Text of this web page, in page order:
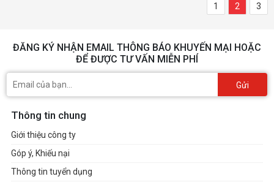
1 2 3
ĐĂNG KÝ NHẬN EMAIL THÔNG BÁO KHUYẾN MẠI HOẶC
ĐỂ ĐƯỢC TƯ VẤN MIỄN PHÍ
Gửi
Thông tin chung
Giới thiệu công ty
Góp ý, Khiếu nại
Thông tin tuyển dụng